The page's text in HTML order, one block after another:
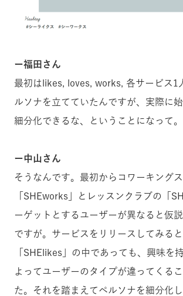
ー福田さん
最初はlikes, loves, works, 各サービス1
ルソナを立てていたんですが、実際に
細分化できるな、ということになって。
ー中山さん
そうなんです。最初からコワーキング
「SHEworks」とレッスンクラブの「
ーゲットとするユーザーが異なると仮
ですが。サービスをリリースしてみる
「SHElikes」の中であっても、興味を
よってユーザーのタイプが違ってくる
た。それを踏まえてペルソナを細分化